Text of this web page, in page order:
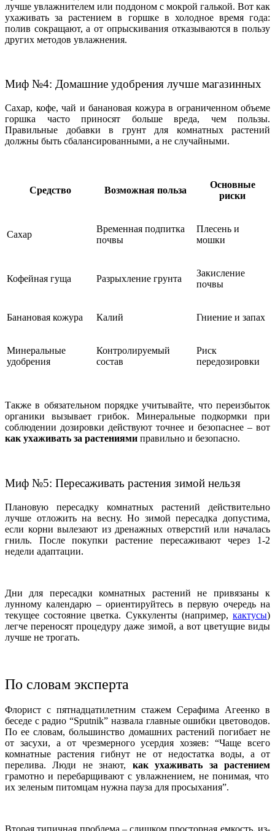
лучше увлажнителем или поддоном с мокрой галькой. Вот как
ухаживать за растением в горшке в холодное время года:
полив сокращают, а от опрыскивания отказываются в пользу
других методов увлажнения.
Миф №4: Домашние удобрения лучше магазинных
Сахар, кофе, чай и банановая кожура в ограниченном объеме
горшка часто приносят больше вреда, чем пользы.
Правильные добавки в грунт для комнатных растений
должны быть сбалансированными, а не случайными.
Средство Возможная польза
Основные
риски
Сахар
Временная подпитка
почвы
Плесень и
мошки
Кофейная гуща Разрыхление грунта
Закисление
почвы
Банановая кожура Калий Гниение и запах
Минеральные
удобрения
Контролируемый
состав
Риск
передозировки
Также в обязательном порядке учитывайте, что переизбыток
органики вызывает грибок. Минеральные подкормки при
соблюдении дозировки действуют точнее и безопаснее – вот
как ухаживать за растениями правильно и безопасно.
Миф №5: Пересаживать растения зимой нельзя
Плановую пересадку комнатных растений действительно
лучше отложить на весну. Но зимой пересадка допустима,
если корни вылезают из дренажных отверстий или началась
гниль. После покупки растение пересаживают через 1-2
недели адаптации.
Дни для пересадки комнатных растений не привязаны к
лунному календарю – ориентируйтесь в первую очередь на
текущее состояние цветка. Суккуленты (например, кактусы)
легче переносят процедуру даже зимой, а вот цветущие виды
лучше не трогать.
По словам эксперта
Флорист с пятнадцатилетним стажем Серафима Агеенко в
беседе с радио “Sputnik” назвала главные ошибки цветоводов.
По ее словам, большинство домашних растений погибает не
от засухи, а от чрезмерного усердия хозяев: “Чаще всего
комнатные растения гибнут не от недостатка воды, а от
перелива. Люди не знают, как ухаживать за растением
грамотно и перебарщивают с увлажнением, не понимая, что
их зеленым питомцам нужна пауза для просыхания”.